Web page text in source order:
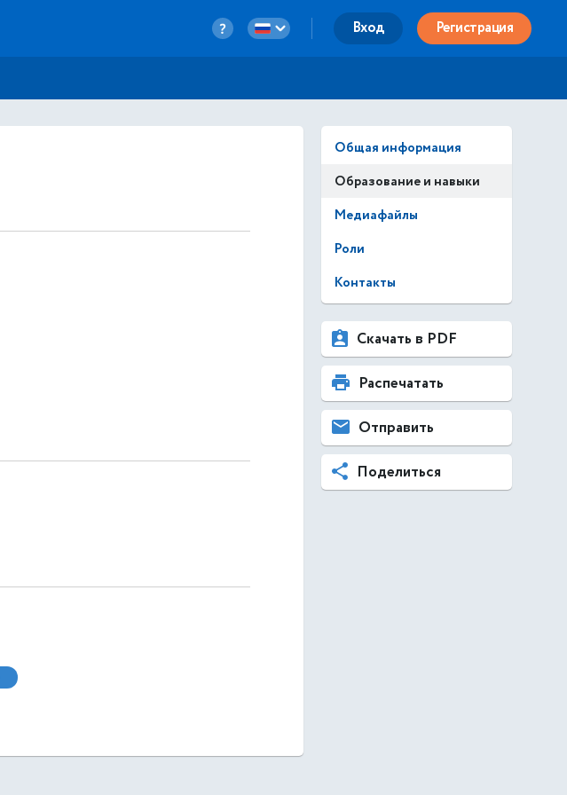
Вход Регистрация
Общая информация
Образование и навыки
Медиафайлы
Роли
Контакты
Скачать в PDF
Распечатать
Отправить
Поделиться